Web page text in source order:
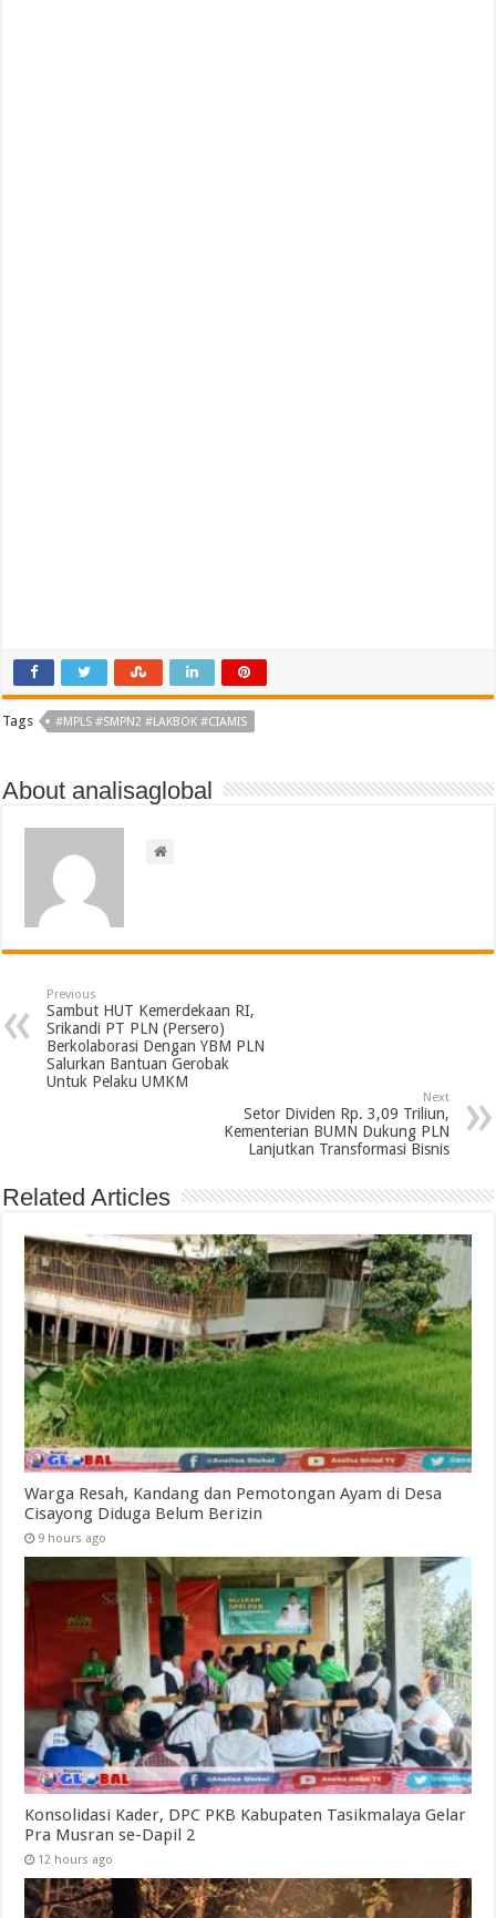
Tags #MPLS #SMPN2 #LAKBOK #CIAMIS
About analisaglobal
Previous
Sambut HUT Kemerdekaan RI,
Srikandi PT PLN (Persero)
Berkolaborasi Dengan YBM PLN
Salurkan Bantuan Gerobak
Untuk Pelaku UMKM
Next
Setor Dividen Rp. 3,09 Triliun,
Kementerian BUMN Dukung PLN
Lanjutkan Transformasi Bisnis
Related Articles
Warga Resah, Kandang dan Pemotongan Ayam di Desa
Cisayong Diduga Belum Berizin
9 hours ago
Konsolidasi Kader, DPC PKB Kabupaten Tasikmalaya Gelar
Pra Musran se-Dapil 2
12 hours ago